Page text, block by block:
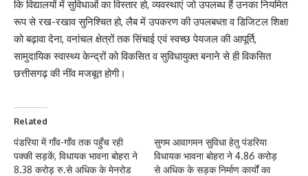
कि विद्यालयों में सुविधाओं का विस्तार हो, व्यवस्थाएं जो उपलब्ध हैं उनका नियमित
रूप से रख-रखाव सुनिश्चित हो, लैब में उपकरण की उपलबध्ता व डिजिटल शिक्षा
को बढ़ावा देना, वनांचल क्षेत्रों तक सिंचाई एवं स्वच्छ पेयजल की आपूर्ति,
सामुदायिक स्वास्थ्य केन्द्रों को विकसित व सुविधायुक्त बनाने से ही विकसित
छत्तीसगढ़ की नींव मजबूत होगी।
Related
पंडरिया में गाँव-गाँव तक पहुँच रही
पक्की सड़कें, विधायक भावना बोहरा ने
8.38 करोड़ रु.से अधिक के मेनरोड
सुगम आवागमन सुविधा हेतु पंडरिया
विधायक भावना बोहरा ने 4.86 करोड़
से अधिक के सड़क निर्माण कार्यों का